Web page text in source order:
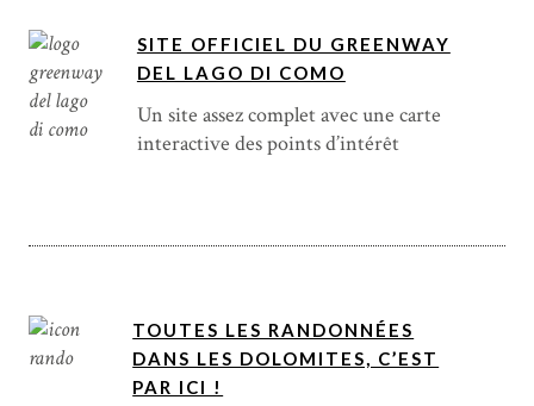
SITE OFFICIEL DU GREENWAY
DEL LAGO DI COMO
Un site assez complet avec une carte
interactive des points d’intérêt
TOUTES LES RANDONNÉES
DANS LES DOLOMITES, C’EST
PAR ICI !